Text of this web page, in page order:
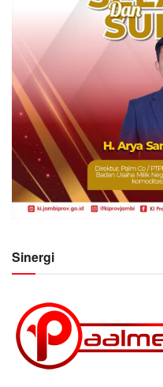
Sinergi